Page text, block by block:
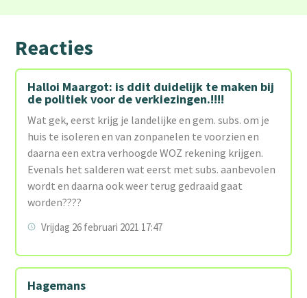
Reacties
Halloi Maargot: is ddit duidelijk te maken bij
de politiek voor de verkiezingen.!!!!
Wat gek, eerst krijg je landelijke en gem. subs. om je
huis te isoleren en van zonpanelen te voorzien en
daarna een extra verhoogde WOZ rekening krijgen.
Evenals het salderen wat eerst met subs. aanbevolen
wordt en daarna ook weer terug gedraaid gaat
worden????
Vrijdag 26 februari 2021 17:47
Hagemans